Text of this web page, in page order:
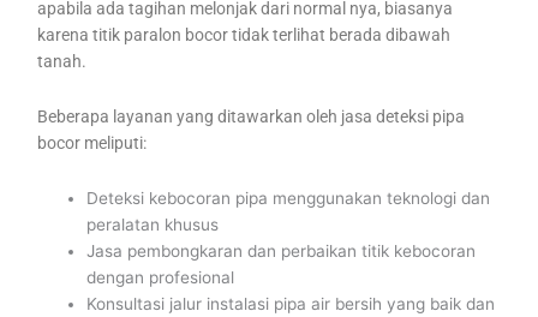
apabila ada tagihan melonjak dari normal nya, biasanya
karena titik paralon bocor tidak terlihat berada dibawah
tanah.
Beberapa layanan yang ditawarkan oleh jasa deteksi pipa
bocor meliputi:
Deteksi kebocoran pipa menggunakan teknologi dan
peralatan khusus
Jasa pembongkaran dan perbaikan titik kebocoran
dengan profesional
Konsultasi jalur instalasi pipa air bersih yang baik dan